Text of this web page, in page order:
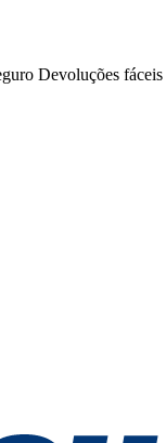
Devoluções fáceis